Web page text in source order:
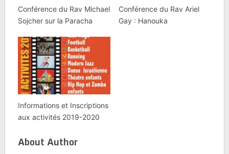
Conférence du Rav Michael
Sojcher sur la Paracha
Conférence du Rav Ariel
Gay : Hanouka
Informations et Inscriptions
aux activités 2019-2020
About Author